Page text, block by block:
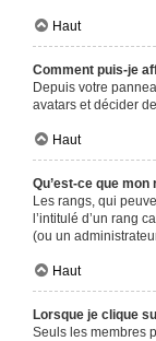
Haut
Comment puis-je
Depuis votre
avatars et décider
Haut
Qu’est-ce que
Les rangs, qui
l’intitulé d’un rang
(ou un
Haut
Lorsque je clique
Seuls les membres